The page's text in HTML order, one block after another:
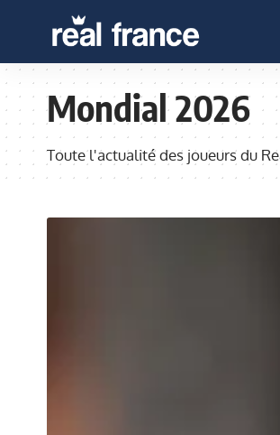
Mondial 2026
Toute l'actualité des joueurs du